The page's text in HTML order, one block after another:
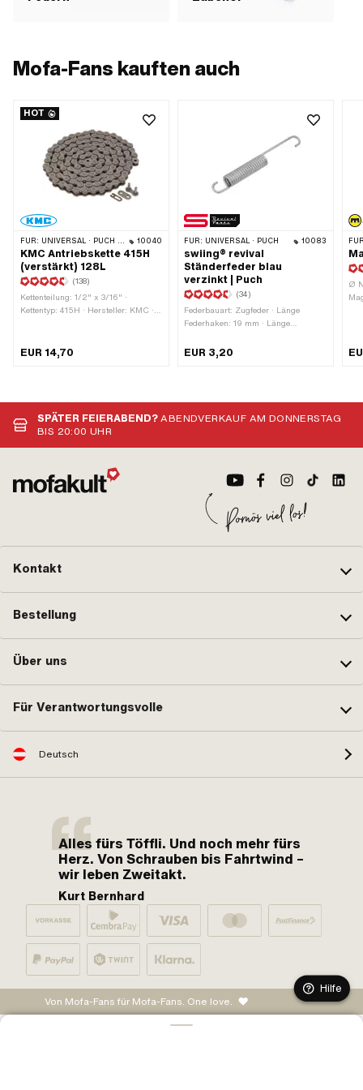
Mofa-Fans kauften auch
HOT
FÜR: UNIVERSAL · PUCH · SACHS · PONY / CILO (BETA 521 & 512) · ZÜNDAPP BELMONDO · TOMOS · BYE BIKE · ALPA CHOPPER / TURBO · CILO 10040
KMC Antriebskette 415H
(verstärkt) 128L
(138)
Kettenteilung: 1/2" x 3/16" ·
Kettentyp: 415H · Hersteller: KMC ·
Kettenglieder: 128 Stk. ·
EUR 14,70
FÜR: UNIVERSAL · PUCH 10083
swiing® revival
Ständerfeder blau
verzinkt | Puch
(34)
Federbauart: Zugfeder · Länge
Federhaken: 19 mm · Länge
mm · Hersteller: swiing® revival
Gesamtlänge: 122 mm
EUR 3,20
Ø
SPÄTER FEIERABEND?ABENDVERKAUF AM DONNERSTAG
BIS 20:00 UHR
Kontakt
Bestellung
Über uns
Für Verantwortungsvolle
Deutsch
Alles fürs Töffli. Und noch mehr fürs
Herz. Von Schrauben bis Fahrtwind –
wir leben Zweitakt.
Kurt Bernhard
Von Mofa-Fans für Mofa-Fans. One love.
Hilfe